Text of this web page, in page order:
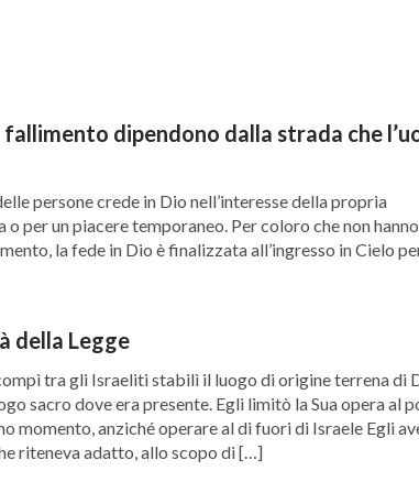
sono dei buoni a nulla; sono quelli che
di Dio invano. Tutti questi uomini
Dio sono quelli che si oppongono a Dio
dello scopo dell’opera di Dio e tuttavia
la
di Dio. Non uno è in grado di
Dio. Sono tutti uomini meschini e privi
se brandiscono il nome di Dio, Gli si
della definizione di credenti in Dio,
fallimento dipendono dalla strada che
persone crede in Dio nell’interesse della propria
per un piacere temporaneo. Per coloro che non hanno
la fede in Dio è finalizzata all’ingresso in Cielo
della Legge
compì tra gli Israeliti stabilì il luogo di origine terrena di
sacro dove era presente. Egli limitò la Sua opera al
momento, anziché operare al di fuori di Israele Egli
riteneva adatto, allo scopo di […]